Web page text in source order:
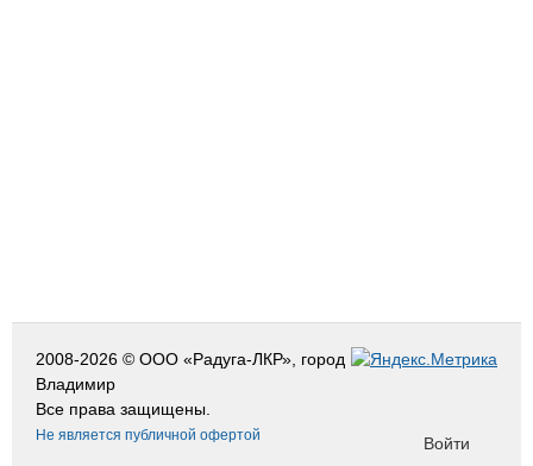
2008-2026 © ООО «Радуга-ЛКР», город
Владимир
Все права защищены.
Не является публичной офертой Войти